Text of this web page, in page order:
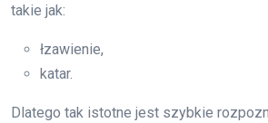
takie jak:
łzawienie,
katar.
Dlatego tak istotne jest szybkie